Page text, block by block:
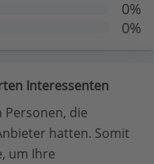
0%
0%
Interessenten
die
hatten. Somit
um Ihre